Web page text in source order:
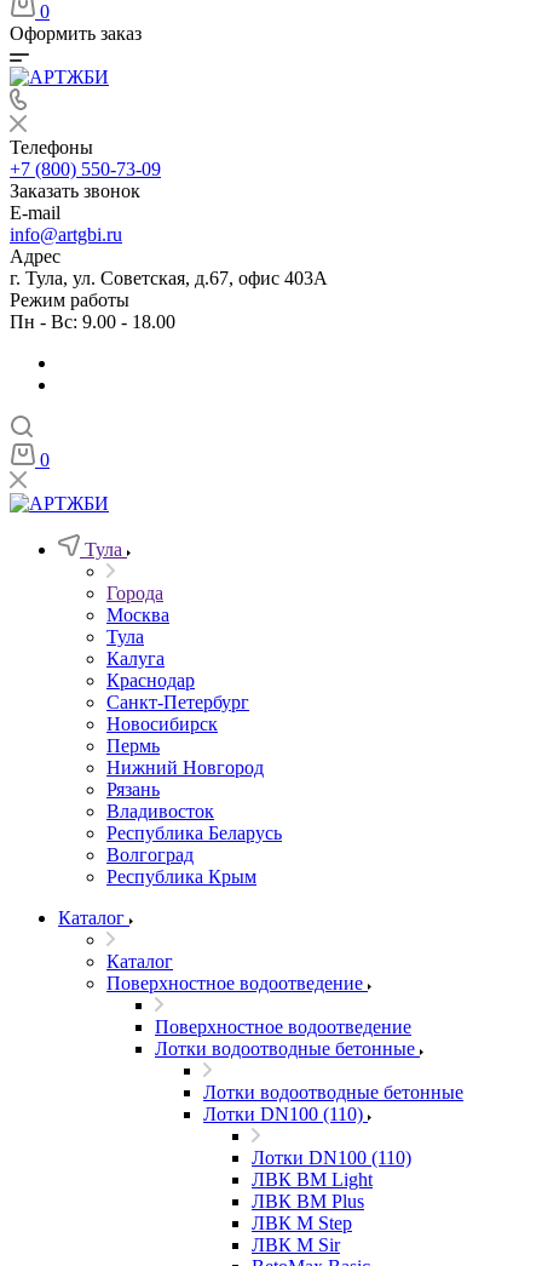
0
Оформить заказ
Телефоны
+7 (800) 550-73-09
Заказать звонок
E-mail
info@artgbi.ru
Адрес
г. Тула, ул. Советская, д.67, офис 403А
Режим работы
Пн - Вс: 9.00 - 18.00
0
Тула
Города
Москва
Тула
Калуга
Краснодар
Санкт-Петербург
Новосибирск
Пермь
Нижний Новгород
Рязань
Владивосток
Республика Беларусь
Волгоград
Республика Крым
Каталог
Каталог
Поверхностное водоотведение
Поверхностное водоотведение
Лотки водоотводные бетонные
Лотки водоотводные бетонные
Лотки DN100 (110)
Лотки DN100 (110)
ЛВК ВМ Light
ЛВК ВМ Plus
ЛВК М Step
ЛВК М Sir